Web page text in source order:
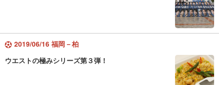
2019/06/16 福岡－柏
ウエストの極みシリーズ第３弾！